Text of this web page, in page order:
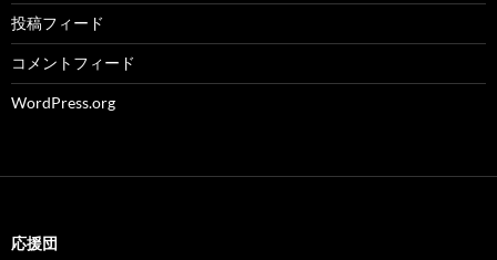
投稿フィード
コメントフィード
WordPress.org
応援団